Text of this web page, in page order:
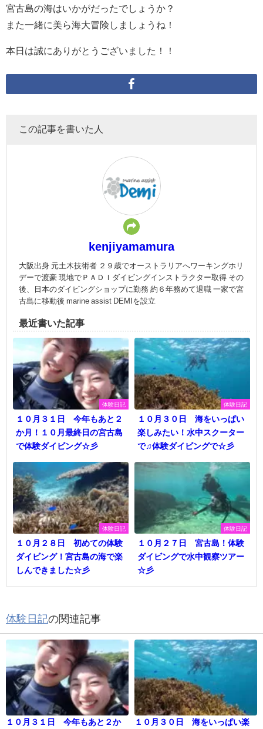
宮古島の海はいかがだったでしょうか？
また一緒に美ら海大冒険しましょうね！
本日は誠にありがとうございました！！
この記事を書いた人
kenjiyamamura
大阪出身 元土木技術者 ２９歳でオーストラリアへワーキングホリ
デーで渡豪 現地でＰＡＤＩダイビングインストラクター取得 その
後、日本のダイビングショップに勤務 約６年務めて退職 一家で宮
古島に移動後 marine assist DEMIを設立
最近書いた記事
体験日記
１０月３１日 今年もあと２
か月！１０月最終日の宮古島
で体験ダイビング☆彡
体験日記
１０月３０日 海をいっぱい
楽しみたい！水中スクーター
で♫体験ダイビングで☆彡
体験日記
１０月２８日 初めての体験
ダイビング！宮古島の海で楽
しんできました☆彡
体験日記
１０月２７日 宮古島！体験
ダイビングで水中観察ツアー
☆彡
体験日記の関連記事
１０月３１日 今年もあと２か
１０月３０日 海をいっぱい楽